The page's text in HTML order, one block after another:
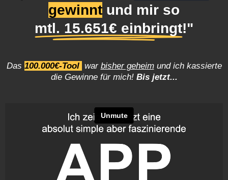
gewinnt und mir so
mtl. 15.651€ einbringt!"
Das 100.000€-Tool war bisher geheimund ich kassierte
die Gewinne für mich! Bis jetzt...